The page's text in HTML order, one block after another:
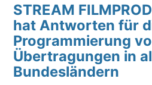
STREAM
hat Antworten für
Programmierung
Übertragungen in
Bundesländern